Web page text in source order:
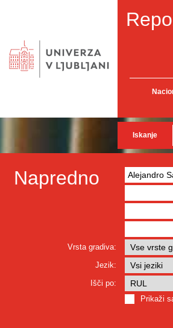
Iskanje
Napredno
Vrsta gradiva:
Jezik:
Išči po:
Prikaži